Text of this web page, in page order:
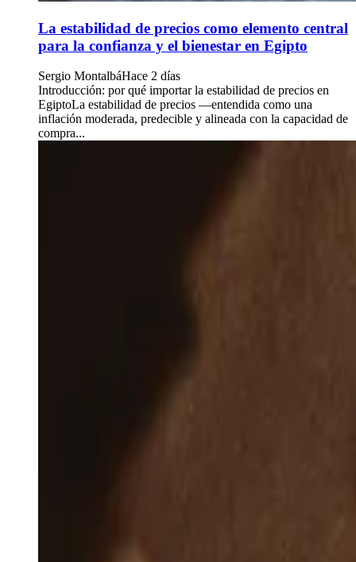
La estabilidad de precios como elemento central
para la confianza y el bienestar en Egipto
Sergio MontalbáHace 2 días
Introducción: por qué importar la estabilidad de precios en
EgiptoLa estabilidad de precios —entendida como una
inflación moderada, predecible y alineada con la capacidad de
compra...